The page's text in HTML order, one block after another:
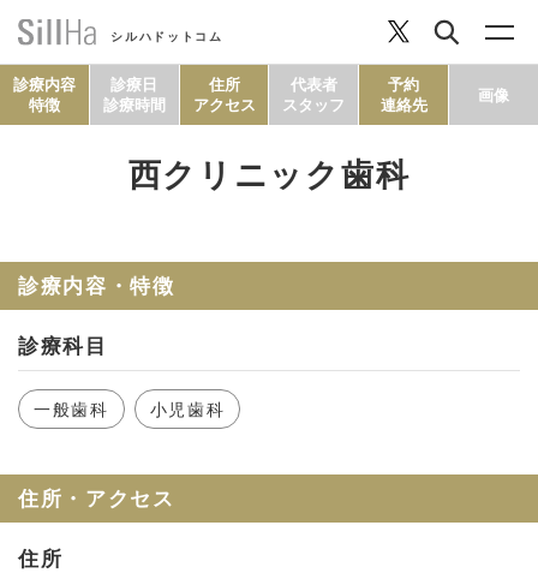
シルハドットコム
セルフチェック
診療内容
特徴
診療日
診療時間
住所
アクセス
代表者
スタッフ
予約
連絡先
画像
西クリニック歯科
診療内容・特徴
診療科目
一般歯科 小児歯科
住所・アクセス
住所